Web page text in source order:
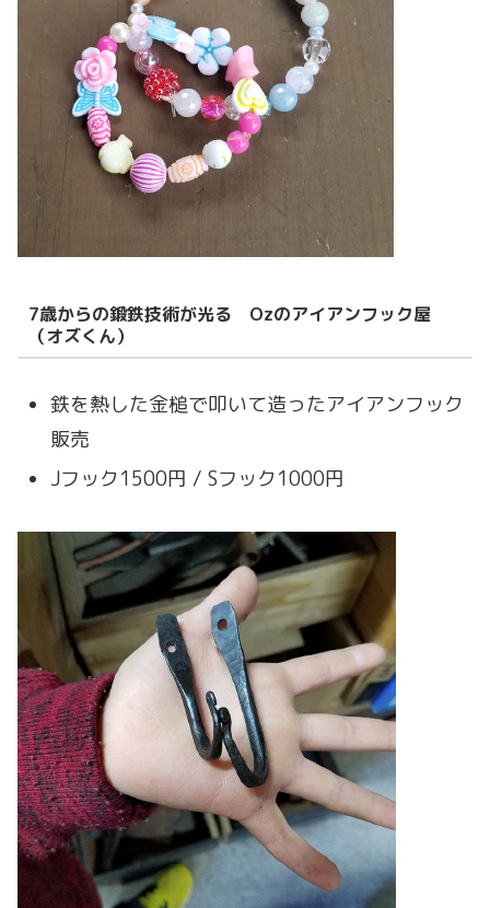
7歳からの鍛鉄技術が光る Ozのアイアンフック屋
（オズくん）
鉄を熱した金槌で叩いて造ったアイアンフック
販売
Jフック1500円 / Sフック1000円